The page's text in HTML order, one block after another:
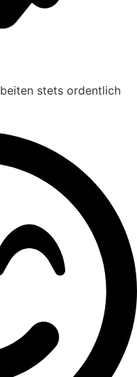
stets ordentlich